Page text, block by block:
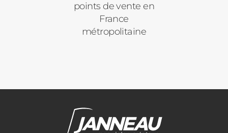
points de vente en
France
métropolitaine